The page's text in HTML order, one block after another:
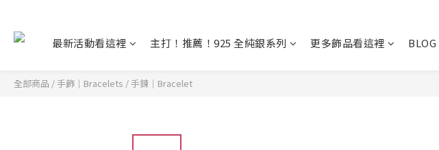
最新活動看這裡 主打！推薦！925 全純銀系列 更多飾品看這裡
全部商品 /手飾｜Bracelets /手鍊｜Bracelet